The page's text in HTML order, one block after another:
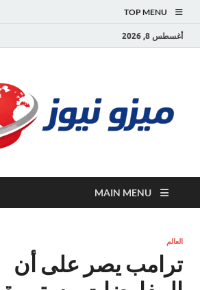
TOP MENU
أغسطس 8, 2026
MAIN MENU
العالم
ترامب يصر على أن